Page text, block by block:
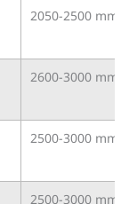
2050-2500 mm
2600-3000 mm
2500-3000 mm
2500-3000 mm